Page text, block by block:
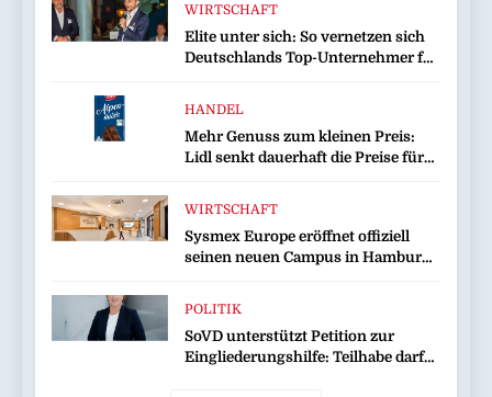
Brüssel die Nähe der EU-
Kommission zur Tierindustrie an
WIRTSCHAFT
Elite unter sich: So vernetzen sich
Deutschlands Top-Unternehmer für
HANDEL
Mehr Genuss zum kleinen Preis:
Lidl senkt dauerhaft die Preise für
WIRTSCHAFT
Sysmex Europe eröffnet offiziell
seinen neuen Campus in Hamburg
Arbeitsumgebungen
POLITIK
SoVD unterstützt Petition zur
Eingliederungshilfe: Teilhabe darf